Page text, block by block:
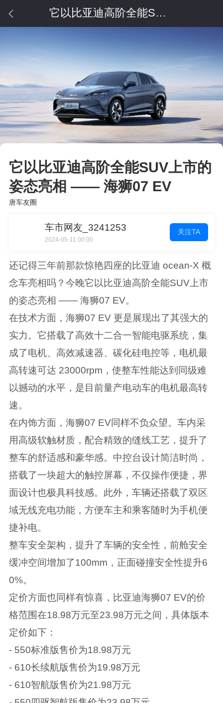
它以比亚迪高阶全能SUV上市的姿态亮相 —— 海狮07 EV
它以比亚迪高阶全能SUV上市的
姿态亮相 —— 海狮07 EV
唐车友圈
车市网友_3241253
2024-05-11 00:00
关注TA
还记得三年前那款惊艳四座的比亚迪 ocean-X 概
念车亮相吗？今晚它以比亚迪高阶全能SUV上市
的姿态亮相 —— 海狮07 EV。
在技术方面，海狮07 EV 更是展现出了其强大的
实力。它搭载了高效十二合一智能电驱系统，集
成了电机、高效减速器、碳化硅电控等，电机最
高转速可达 23000rpm，使整车性能达到同级难
以撼动的水平，是目前量产电动车的电机最高转
速。
在内饰方面，海狮07 EV同样不负众望。车内采
用高级软触材质，配合精致的缝线工艺，提升了
整车的舒适感和豪华感。中控台设计简洁时尚，
搭载了一块超大的触控屏幕，不仅操作便捷，界
面设计也极具科技感。此外，车辆还搭载了双区
域无线充电功能，方便车主和乘客随时为手机便
捷补电。
整车安全架构，提升了车辆的安全性，前舱安全
缓冲空间增加了100mm，正面碰撞安全性提升6
0%。
定价方面也同样有惊喜，比亚迪海狮07 EV的价
格范围在18.98万元至23.98万元之间，具体版本
定价如下：
- 550标准版售价为18.98万元
- 610长续航版售价为19.98万元
- 610智航版售价为21.98万元